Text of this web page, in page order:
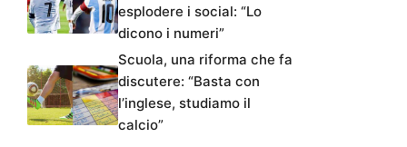
esplodere i social: “Lo
dicono i numeri”
Scuola, una riforma che fa
discutere: “Basta con
l’inglese, studiamo il
calcio”